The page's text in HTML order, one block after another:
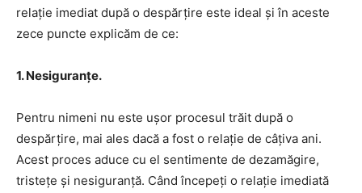
relație imediat după o despărțire este ideal și în aceste
zece puncte explicăm de ce:
1. Nesiguranțe.
Pentru nimeni nu este ușor procesul trăit după o
despărțire, mai ales dacă a fost o relație de câțiva ani.
Acest proces aduce cu el sentimente de dezamăgire,
tristețe și nesiguranță. Când începeți o relație imediată